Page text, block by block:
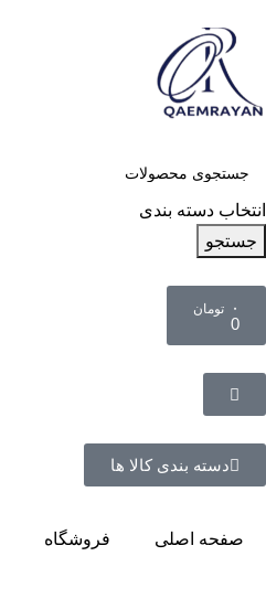
انتخاب دسته بندی
جستجو
۰ تومان
0
دسته بندی کالا ها
صفحه اصلی فروشگاه